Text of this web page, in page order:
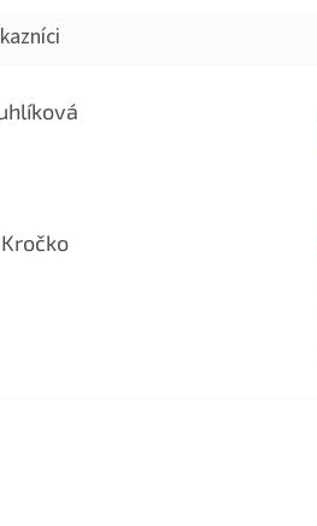
je 5 z 5 hviezdičiek.
je 5 z 5 hviezdičiek.